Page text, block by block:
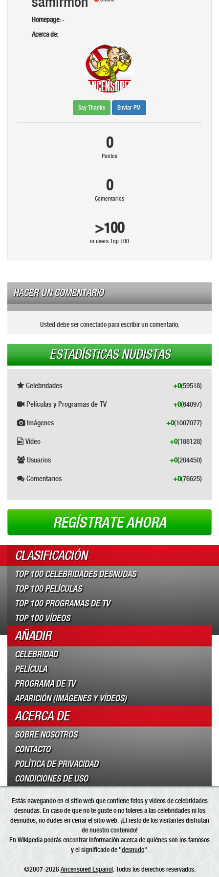
Homepage:-
Acerca de:-
Say Thanks Enviar PM
0
Puntos
0
Comentarios
>100
in users Top 100
HACER UN COMENTARIO
Usted debe ser conectado para escribir un comentario.
ESTADÍSTICAS NUDISTAS
Celebridades (59518)
+0
Películas y Programas de TV (64097)
+0
Imágenes (1007077)
+0
Vídeo (188128)
+0
Usuarios (204450)
+0
Comentarios (76625)
+0
REGÍSTRATE AHORA
CLASIFICACIÓN
TOP 100 CELEBRIDADES DESNUDAS
TOP 100 PELÍCULAS
TOP 100 PROGRAMAS DE TV
TOP 100 VÍDEOS
AÑADIR
CELEBRIDAD
PELÍCULA
PROGRAMA DE TV
APARICIÓN (IMÁGENES Y VÍDEOS)
ACERCA DE
SOBRE NOSOTROS
CONTACTO
POLÍTICA DE PRIVACIDAD
CONDICIONES DE USO
Estás navegando en el sitio web que contiene fotos y vídeos de celebridades
desnudas. En caso de que no te guste o no toleres a las celebridades ni los
desnudos, no dudes en cerrar el sitio web. ¡El resto de los visitantes disfrutan
de nuestro contenido!
En Wikipedia podrás encontrar información acerca de quiénesson los famosos
y el significado de "desnudo".
©2007-2026Ancensored Español. Todos los derechos reservados.